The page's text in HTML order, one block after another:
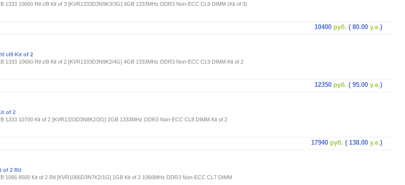
1333 10660 Rtl cl9 Kit of 3 [KVR1333D3N9K3/3G] 3GB 1333MHz DDR3 Non-ECC CL9 DIMM (Kit of 3)
10400 руб. ( 80.00 у.е.)
cl9 Kit of 2
1333 10660 Rtl cl9 Kit of 2 [KVR1333D3N9K2/4G] 4GB 1333MHz DDR3 Non-ECC CL9 DIMM Kit of 2
12350 руб. ( 95.00 у.е.)
of 2
1333 10700 Kit of 2 [KVR1333D3N8K2/2G] 2GB 1333MHz DDR3 Non-ECC CL8 DIMM Kit of 2
17940 руб. ( 138.00 у.е.)
of 2 Rtl
1066 8500 Kit of 2 Rtl [KVR1066D3N7K2/1G] 1GB Kit of 2 1066MHz DDR3 Non-ECC CL7 DIMM